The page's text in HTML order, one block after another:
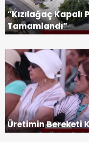
“Kızılağaç Kapalı
Tamamlandı”
Üretimin Bereketi